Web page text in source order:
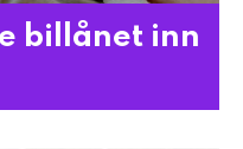
billånet inn